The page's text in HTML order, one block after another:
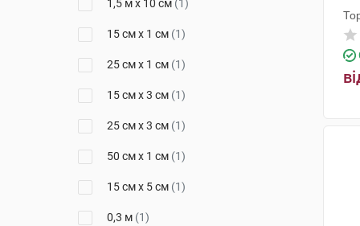
1,5 м х 10 см (1)
15 см х 1 см (1)
25 см х 1 см (1)
15 см х 3 см (1)
25 см х 3 см (1)
50 см х 1 см (1)
15 см х 5 см (1)
0,3 м (1)